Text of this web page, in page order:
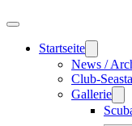
Startseite
News /
Club-
Gallerie